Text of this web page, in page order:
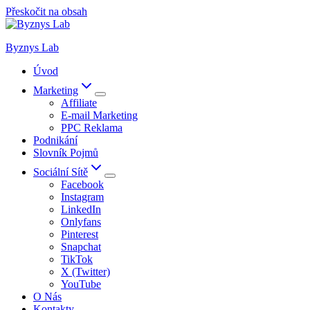
Přeskočit na obsah
Byznys Lab
Úvod
Marketing
Affiliate
E-mail Marketing
PPC Reklama
Podnikání
Slovník Pojmů
Sociální Sítě
Facebook
Instagram
LinkedIn
Onlyfans
Pinterest
Snapchat
TikTok
X (Twitter)
YouTube
O Nás